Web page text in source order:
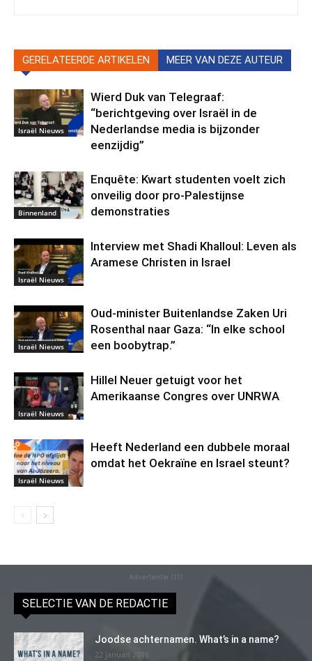
GERELATEERDE ARTIKELEN MEER VAN DEZE AUTEUR
Israël Nieuws
Wierd Duk van Telegraaf:
“berichtgeving over Israël in de
Nederlandse media is bijzonder
eenzijdig”
Binnenland
Enquête: Kwart studenten voelt zich
onveilig door pro-Palestijnse
demonstraties
Israël Nieuws
Interview met Shadi Khalloul: Leven als
Aramese Christen in Israel
Israël Nieuws
Oud-minister Buitenlandse Zaken Uri
Rosenthal naar Gaza: “In elke school
een boobytrap.”
Israël Nieuws
Hillel Neuer getuigt voor het
Amerikaanse Congres over UNRWA
Israël Nieuws
Heeft Nederland een dubbele moraal
omdat het Oekraïne en Israel steunt?
Advertentie (11)
SELECTIE VAN DE REDACTIE
Joodse achternamen. What’s in a name?
22 januari 2016